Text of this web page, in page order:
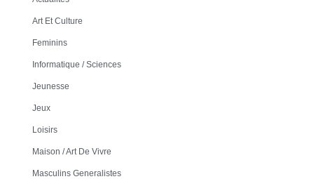
Art Et Culture
Feminins
Informatique / Sciences
Jeunesse
Jeux
Loisirs
Maison / Art De Vivre
Masculins Generalistes